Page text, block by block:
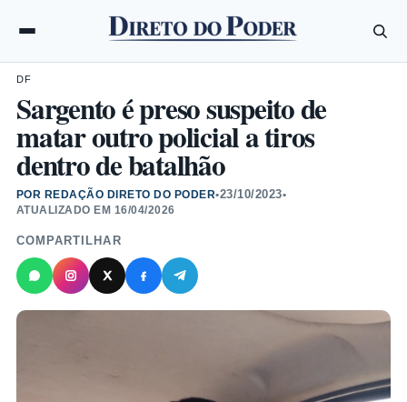
DF
Sargento é preso suspeito de
matar outro policial a tiros
dentro de batalhão
POR REDAÇÃO DIRETO DO PODER•23/10/2023•
ATUALIZADO EM 16/04/2026
COMPARTILHAR